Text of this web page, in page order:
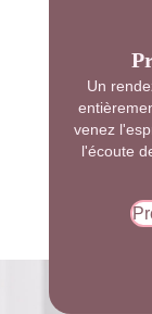
Un
venez
l'écoute